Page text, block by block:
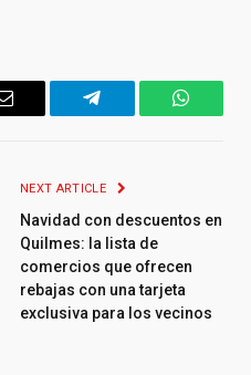
Email Telegram
NEXT ARTICLE
Navidad con descuentos en
Quilmes: la lista de
comercios que ofrecen
rebajas con una tarjeta
exclusiva para los vecinos